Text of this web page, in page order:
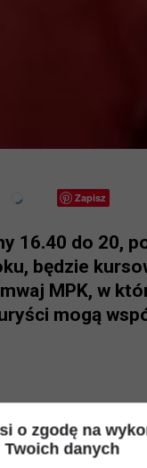
Zapisz
16.40 do 20,
będzie
MPK, w
mogą
o zgodę na
Twoich danych